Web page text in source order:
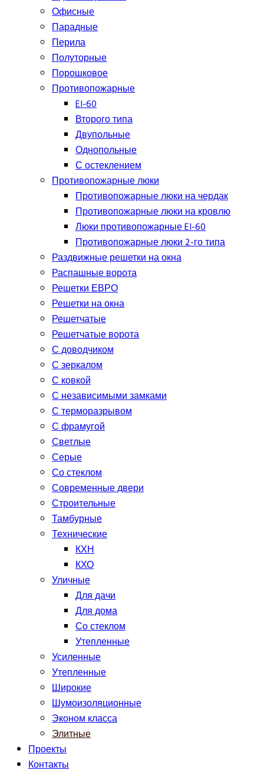
Офисные
Парадные
Перила
Полуторные
Порошковое
Противопожарные
EI-60
Второго типа
Двупольные
Однопольные
С остеклением
Противопожарные люки
Противопожарные люки на чердак
Противопожарные люки на кровлю
Люки противопожарные EI-60
Противопожарные люки 2-го типа
Раздвижные решетки на окна
Распашные ворота
Решетки ЕВРО
Решетки на окна
Решетчатые
Решетчатые ворота
С доводчиком
С зеркалом
С ковкой
С независимыми замками
С терморазрывом
С фрамугой
Светлые
Серые
Со стеклом
Современные двери
Строительные
Тамбурные
Технические
КХН
КХО
Уличные
Для дачи
Для дома
Со стеклом
Утепленные
Усиленные
Утепленные
Широкие
Шумоизоляционные
Эконом класса
Элитные
Проекты
Контакты